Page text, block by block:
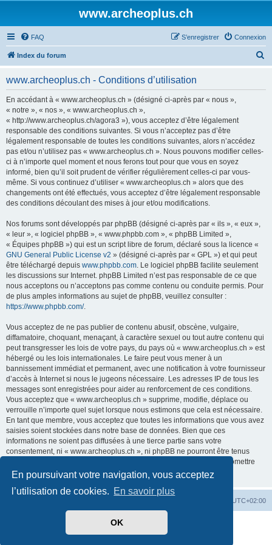
En poursuivant votre navigation, vous acceptez
l’utilisation de cookies. En savoir plus
OK
www.archeoplus.ch
FAQ Connexion
S’enregistrer
Index du forum
www.archeoplus.ch - Conditions d’utilisation
En accédant à « www.archeoplus.ch » (désigné ci-après par « nous »,
« notre », « nos », « www.archeoplus.ch »,
« http://www.archeoplus.ch/agora3 »), vous acceptez d’être légalement
responsable des conditions suivantes. Si vous n’acceptez pas d’être
légalement responsable de toutes les conditions suivantes, alors n’accédez
pas et/ou n’utilisez pas « www.archeoplus.ch ». Nous pouvons modifier celles-
ci à n’importe quel moment et nous ferons tout pour que vous en soyez
informé, bien qu’il soit prudent de vérifier régulièrement celles-ci par vous-
même. Si vous continuez d’utiliser « www.archeoplus.ch » alors que des
changements ont été effectués, vous acceptez d’être légalement responsable
des conditions découlant des mises à jour et/ou modifications.
Nos forums sont développés par phpBB (désigné ci-après par « ils », « eux »,
« leur », « logiciel phpBB », « www.phpbb.com », « phpBB Limited »,
« Équipes phpBB ») qui est un script libre de forum, déclaré sous la licence «
GNU General Public License v2 » (désigné ci-après par « GPL ») et qui peut
être téléchargé depuis www.phpbb.com. Le logiciel phpBB facilite seulement
les discussions sur Internet. phpBB Limited n’est pas responsable de ce que
nous acceptons ou n’acceptons pas comme contenu ou conduite permis. Pour
de plus amples informations au sujet de phpBB, veuillez consulter :
https://www.phpbb.com/.
Vous acceptez de ne pas publier de contenu abusif, obscène, vulgaire,
diffamatoire, choquant, menaçant, à caractère sexuel ou tout autre contenu qui
peut transgresser les lois de votre pays, du pays où « www.archeoplus.ch » est
hébergé ou les lois internationales. Le faire peut vous mener à un
bannissement immédiat et permanent, avec une notification à votre fournisseur
d’accès à Internet si nous le jugeons nécessaire. Les adresses IP de tous les
messages sont enregistrées pour aider au renforcement de ces conditions.
Vous acceptez que « www.archeoplus.ch » supprime, modifie, déplace ou
verrouille n’importe quel sujet lorsque nous estimons que cela est nécessaire.
En tant que membre, vous acceptez que toutes les informations que vous avez
saisies soient stockées dans notre base de données. Bien que ces
informations ne soient pas diffusées à une tierce partie sans votre
consentement, ni « www.archeoplus.ch », ni phpBB ne pourront être tenus
comme responsables en cas de tentative de piratage visant à compromettre
les données.
UTC+02:00
phpBB ® Forum Software © phpBB Limited
phpBB-fr.com